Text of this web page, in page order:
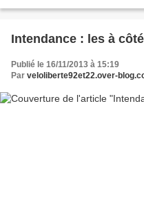
Intendance : les à
Publié le 16/11/2013 à 15:19
Par veloliberte92et22.over-